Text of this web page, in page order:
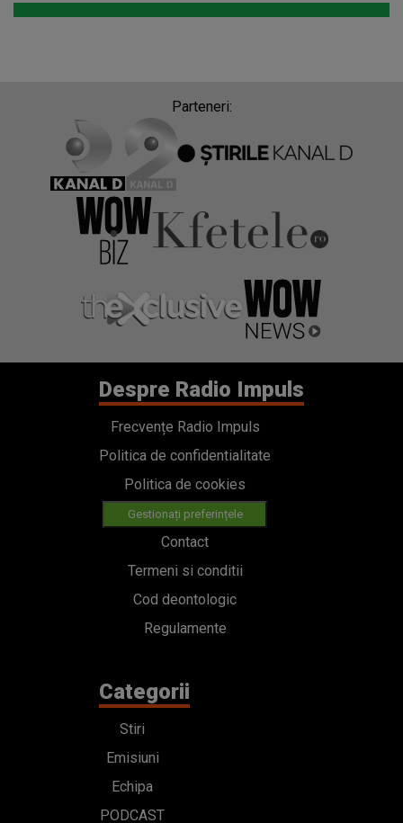
Parteneri:
Despre Radio Impuls
Frecvențe Radio Impuls
Politica de confidentialitate
Politica de cookies
Gestionați preferințele
Contact
Termeni si conditii
Cod deontologic
Regulamente
Categorii
Stiri
Emisiuni
Echipa
PODCAST